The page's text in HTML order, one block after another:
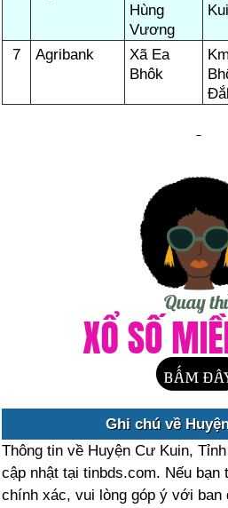
Hùng
Vương
7 Agribank
Xã Ea
Bhôk
Ghi chú về
Thông tin về Huyện Cư Kuin,
cập nhật tại tinbds.com. Nếu bạn
chính xác, vui lòng góp ý với ban